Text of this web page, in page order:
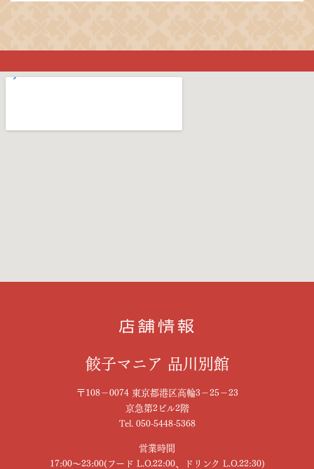
店舗情報
餃子マニア 品川別館
〒108−0074 東京都港区高輪3−25−23
京急第2ビル2階
Tel. 050-5448-5368
営業時間
17:00～23:00(フード L.O.22:00、ドリンク L.O.22:30)